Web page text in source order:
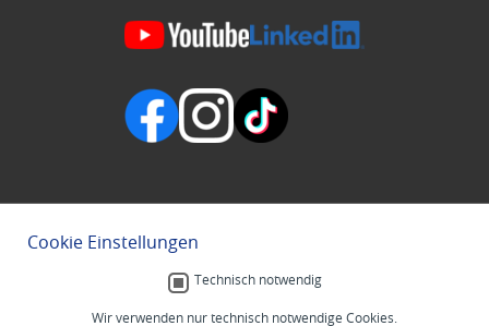
Cookie Einstellungen
Technisch notwendig
Wir verwenden nur technisch notwendige Cookies.